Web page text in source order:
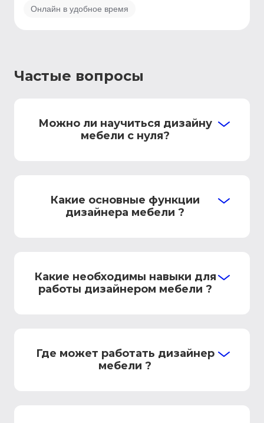
Онлайн в удобное время
Частые вопросы
Можно ли научиться дизайну
мебели с нуля?
Какие основные функции
дизайнера мебели ?
Какие необходимы навыки для
работы дизайнером мебели ?
Где может работать дизайнер
мебели ?